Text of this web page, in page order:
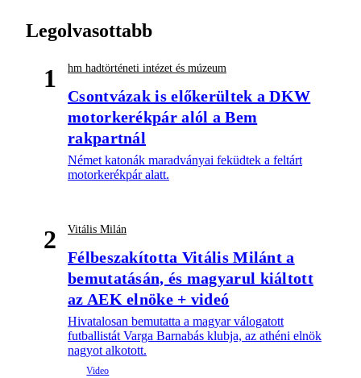
Legolvasottabb
1 hm hadtörténeti intézet és múzeum
Csontvázak is előkerültek a DKW
motorkerékpár alól a Bem
rakpartnál
Német katonák maradványai feküdtek a feltárt
motorkerékpár alatt.
2 Vitális Milán
Félbeszakította Vitális Milánt a
bemutatásán, és magyarul kiáltott
az AEK elnöke + videó
Hivatalosan bemutatta a magyar válogatott
futballistát Varga Barnabás klubja, az athéni elnök
nagyot alkotott.